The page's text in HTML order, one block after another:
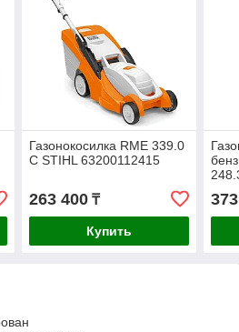
Газонокосилка RME 339.0
C STIHL 63200112415
263 400₸
Купить